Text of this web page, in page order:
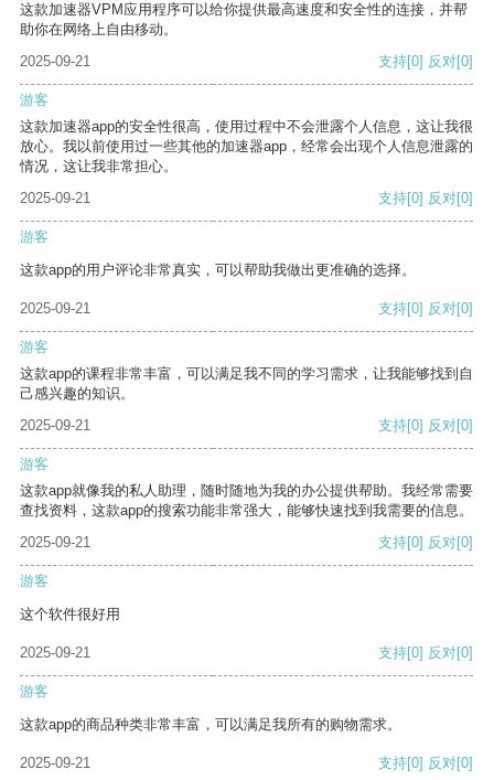
这款加速器VPM应用程序可以给你提供最高速度和安全性的连接，并帮
助你在网络上自由移动。
2025-09-21
支持[0] 反对[0]
游客
这款加速器app的安全性很高，使用过程中不会泄露个人信息，这让我很
放心。我以前使用过一些其他的加速器app，经常会出现个人信息泄露的
情况，这让我非常担心。
2025-09-21
支持[0] 反对[0]
游客
这款app的用户评论非常真实，可以帮助我做出更准确的选择。
2025-09-21 支持[0] 反对[0]
游客
这款app的课程非常丰富，可以满足我不同的学习需求，让我能够找到自
己感兴趣的知识。
2025-09-21
支持[0] 反对[0]
游客
这款app就像我的私人助理，随时随地为我的办公提供帮助。我经常需要
查找资料，这款app的搜索功能非常强大，能够快速找到我需要的信息。
2025-09-21
支持[0] 反对[0]
游客
这个软件很好用
2025-09-21 支持[0] 反对[0]
游客
这款app的商品种类非常丰富，可以满足我所有的购物需求。
2025-09-21 支持[0] 反对[0]